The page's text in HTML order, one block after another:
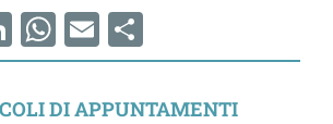
WhatsApp
EmailShare
DI APPUNTAMENTI